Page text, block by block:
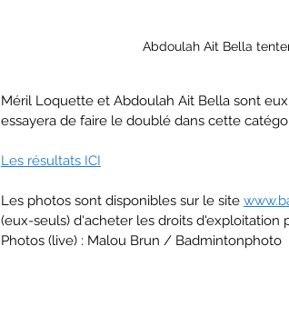
Abdoulah Ait Bella
Méril Loquette et Abdoulah Ait Bella sont
essayera de faire le doublé dans cette
Les résultats ICI
Les photos sont disponibles sur le site
(eux-seuls) d'acheter les droits d'exploitation
Photos (live) : Malou Brun / Badmintonphoto